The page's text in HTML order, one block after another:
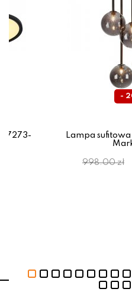
67273-
-
Lampa sufitowa
998.00 zł